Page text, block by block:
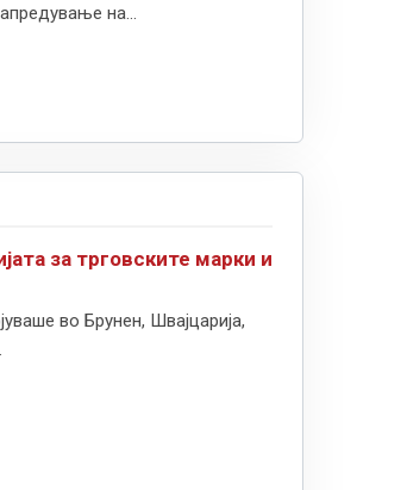
на...
за трговските марки и
во Брунен, Швајцарија,